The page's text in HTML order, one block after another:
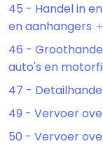
45 - Handel in
en aanhangers
46 -
auto's en
47 -
49 - Vervoer
50 - Vervoer